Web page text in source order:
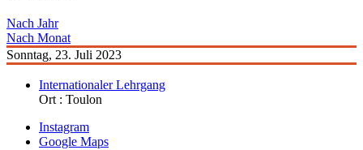
Nach Jahr
Nach Monat
Sonntag, 23. Juli 2023
Internationaler Lehrgang
Ort : Toulon
Instagram
Google Maps